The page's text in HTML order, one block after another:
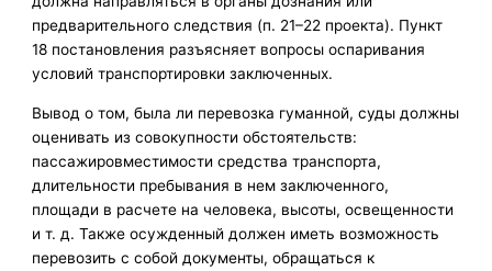
предварительного следствия (п. 21–22 проекта). Пункт
18 постановления разъясняет вопросы оспаривания
условий транспортировки заключенных.
Вывод о том, была ли перевозка гуманной, суды должны
оценивать из совокупности обстоятельств:
пассажировместимости средства транспорта,
длительности пребывания в нем заключенного,
площади в расчете на человека, высоты, освещенности
и т. д. Также осужденный должен иметь возможность
перевозить с собой документы, обращаться к